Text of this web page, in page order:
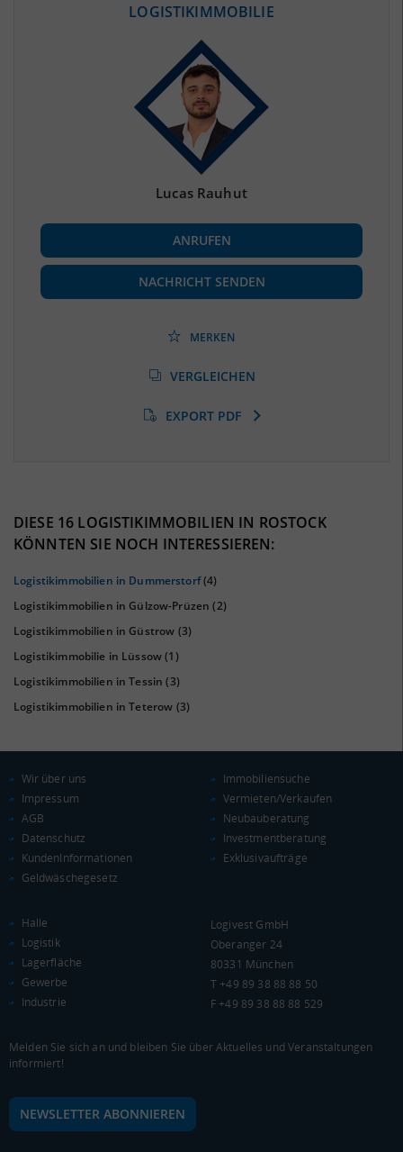
(STAND: 12/2019)
(Landkreis / Kreisfreie Stadt)
BESCHÄFTIGUNG
Beschäftigte
(Landkreis / Kreisfreie Stadt)
83.246
(Landkreis / Kreisfreie Stadt)
(Stand: 01/2020)
Euro pro Kopf
(Landkreis / Kreisfreie Stadt)
Kaufkraftindex
(Landkreis / Kreisfreie Stadt)
KAUFKRAFT - EURO PRO KOPF
0 €
Bundesland
WIRTSCHAFTSKRAFT(STAND: 2018)
(LANDKREIS / KREISFREIE STADT)
LOGISTIKIMMOBILIE
Lucas Rauhut
ANRUFEN
NACHRICHT SENDEN
MERKEN
VERGLEICHEN
EXPORT PDF
DIESE 16 LOGISTIKIMMOBILIEN IN ROSTOCK
KÖNNTEN SIE NOCH INTERESSIEREN:
Logistikimmobilien in Dummerstorf(4)
Logistikimmobilien in Gülzow-Prüzen (2)
Logistikimmobilien in Güstrow (3)
Logistikimmobilie in Lüssow(1)
Logistikimmobilien in Tessin (3)
Logistikimmobilien in Teterow (3)
Wir über uns
Impressum
AGB
Datenschutz
KundenInformationen
Geldwäschegesetz
Immobiliensuche
Vermieten/Verkaufen
Neubauberatung
Investmentberatung
Exklusivaufträge
Halle
Logistik
Lagerfläche
Gewerbe
Industrie
Logivest GmbH
Oberanger 24
80331 München
T +49 89 38 88 88 50
F +49 89 38 88 88 529
Melden Sie sich an und bleiben Sie über Aktuelles und Veranstaltungen
informiert!
NEWSLETTER ABONNIEREN